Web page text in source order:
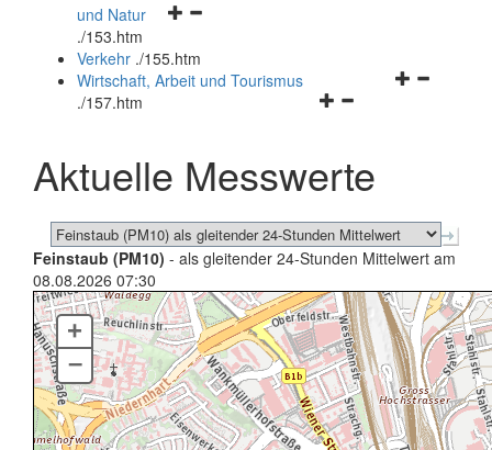
Navigationsmenü
und
schließen
und Natur
./153.htm
Verkehr ./155.htm
Navigationsmenü
schließen
Wirtschaft, Arbeit und Tourismus
./157.htm
Aktuelle Messwerte
Feinstaub (PM10) - als gleitender 24-Stunden Mittelwert am
08.08.2026 07:30
+
–